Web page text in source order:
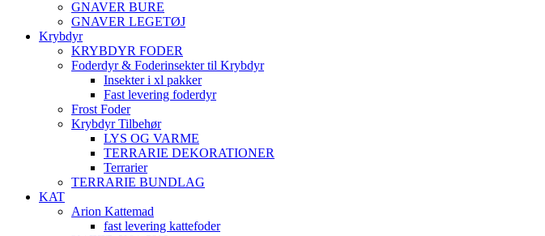
GNAVER BURE
GNAVER LEGETØJ
Krybdyr
KRYBDYR FODER
Foderdyr & Foderinsekter til Krybdyr
Insekter i xl pakker
Fast levering foderdyr
Frost Foder
Krybdyr Tilbehør
LYS OG VARME
TERRARIE DEKORATIONER
Terrarier
TERRARIE BUNDLAG
KAT
Arion Kattemad
fast levering kattefoder